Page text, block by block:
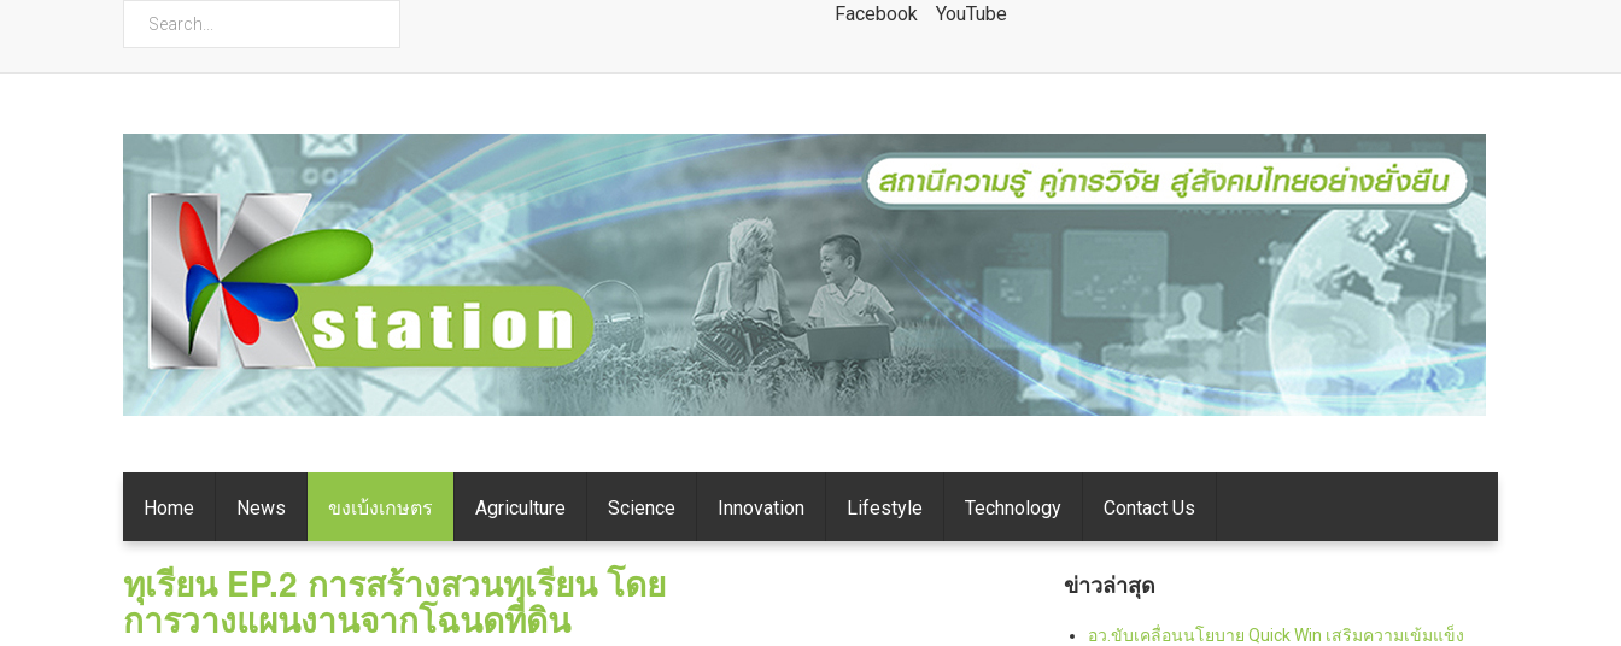
ค้นหา Facebook YouTube
Home News ขงเบ้งเกษตร Agriculture Science Innovation Lifestyle Technology Contact Us
ทุเรียน EP.2 การสร้างสวนทุเรียน โดย
การวางแผนงานจากโฉนดที่ดิน
ข่าวล่าสุด
อว.ขับเคลื่อนนโยบาย Quick Win เสริมความเข้มแข็ง